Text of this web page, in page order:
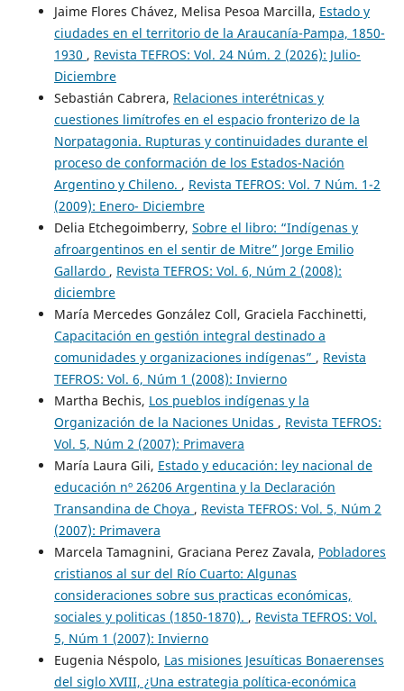
Jaime Flores Chávez, Melisa Pesoa Marcilla, Estado y
ciudades en el territorio de la Araucanía-Pampa, 1850-
1930 , Revista TEFROS: Vol. 24 Núm. 2 (2026): Julio-
Diciembre
Sebastián Cabrera, Relaciones interétnicas y
cuestiones limítrofes en el espacio fronterizo de la
Norpatagonia. Rupturas y continuidades durante el
proceso de conformación de los Estados-Nación
Argentino y Chileno. , Revista TEFROS: Vol. 7 Núm. 1-2
(2009): Enero- Diciembre
Delia Etchegoimberry, Sobre el libro: “Indígenas y
afroargentinos en el sentir de Mitre” Jorge Emilio
Gallardo , Revista TEFROS: Vol. 6, Núm 2 (2008):
diciembre
María Mercedes González Coll, Graciela Facchinetti,
Capacitación en gestión integral destinado a
comunidades y organizaciones indígenas” , Revista
TEFROS: Vol. 6, Núm 1 (2008): Invierno
Martha Bechis, Los pueblos indígenas y la
Organización de la Naciones Unidas , Revista TEFROS:
Vol. 5, Núm 2 (2007): Primavera
María Laura Gili, Estado y educación: ley nacional de
educación nº 26206 Argentina y la Declaración
Transandina de Choya , Revista TEFROS: Vol. 5, Núm 2
(2007): Primavera
Marcela Tamagnini, Graciana Perez Zavala, Pobladores
cristianos al sur del Río Cuarto: Algunas
consideraciones sobre sus practicas económicas,
sociales y politicas (1850-1870). , Revista TEFROS: Vol.
5, Núm 1 (2007): Invierno
Eugenia Néspolo, Las misiones Jesuíticas Bonaerenses
del siglo XVIII, ¿Una estrategia política-económica